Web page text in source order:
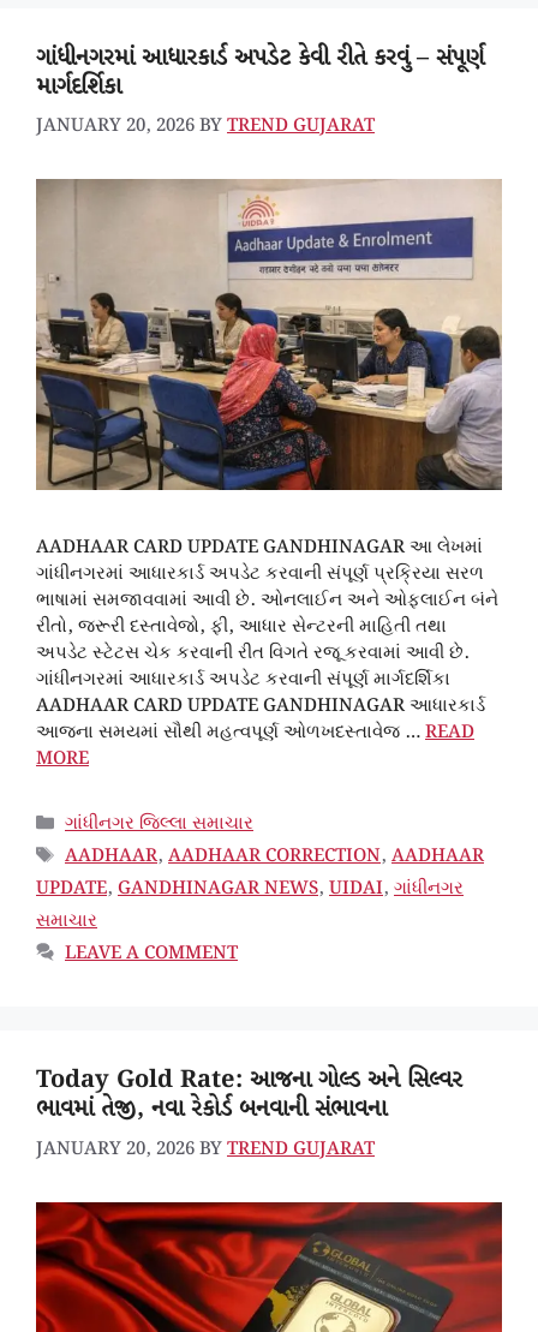
ગાંધીનગરમાં આધારકાર્ડ અપડેટ કેવી રીતે કરવું – સંપૂર્ણ
માર્ગદર્શિકા
JANUARY 20, 2026BYTREND GUJARAT
AADHAAR CARD UPDATE GANDHINAGAR આ લેખમાં
ગાંધીનગરમાં આધારકાર્ડ અપડેટ કરવાની સંપૂર્ણ પ્રક્રિયા સરળ
ભાષામાં સમજાવવામાં આવી છે. ઓનલાઈન અને ઓફલાઈન બંને
રીતો, જરૂરી દસ્તાવેજો, ફી, આધાર સેન્ટરની માહિતી તથા
અપડેટ સ્ટેટસ ચેક કરવાની રીત વિગતે રજૂ કરવામાં આવી છે.
ગાંધીનગરમાં આધારકાર્ડ અપડેટ કરવાની સંપૂર્ણ માર્ગદર્શિકા
AADHAAR CARD UPDATE GANDHINAGAR આધારકાર્ડ
આજના સમયમાં સૌથી મહત્વપૂર્ણ ઓળખદસ્તાવેજ …READ
MORE
CATEGORIES
ગાંધીનગર જિલ્લા સમાચાર
TAGS
AADHAAR, AADHAAR CORRECTION, AADHAAR
UPDATE, GANDHINAGAR NEWS, UIDAI, ગાંધીનગર
સમાચાર
LEAVE A COMMENT
Today Gold Rate: આજના ગોલ્ડ અને સિલ્વર
ભાવમાં તેજી, નવા રેકોર્ડ બનવાની સંભાવના
JANUARY 20, 2026BYTREND GUJARAT